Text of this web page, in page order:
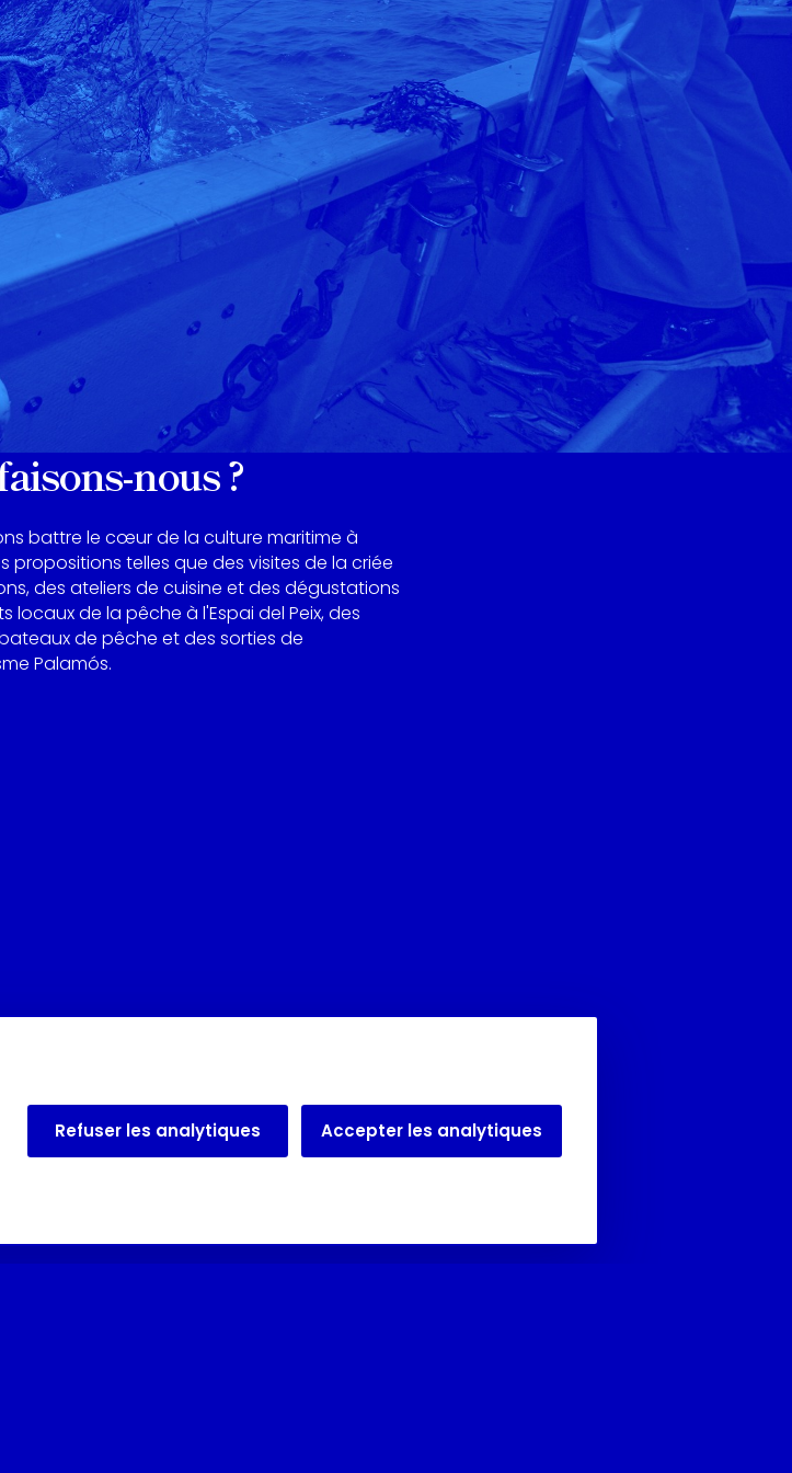
nous ?
battre le cœur de la culture maritime à
propositions telles que des visites de la criée
des ateliers de cuisine et des dégustations
locaux de la pêche à l'Espai del Peix, des
de pêche et des sorties de
Palamós.
Refuser les analytiques Accepter les analytiques